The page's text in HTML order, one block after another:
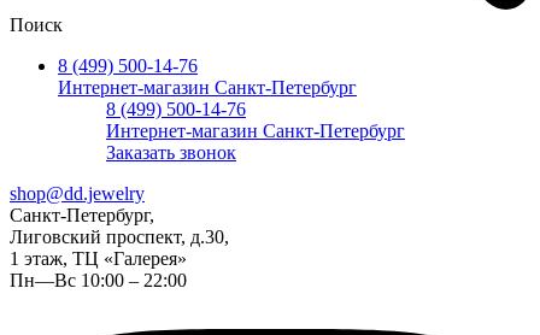
Поиск
8 (499) 500-14-76
Интернет-магазин Санкт-Петербург
8 (499) 500-14-76
Интернет-магазин Санкт-Петербург
Заказать звонок
shop@dd.jewelry
Санкт-Петербург,
Лиговский проспект, д.30,
1 этаж, ТЦ «Галерея»
Пн—Вс 10:00 – 22:00